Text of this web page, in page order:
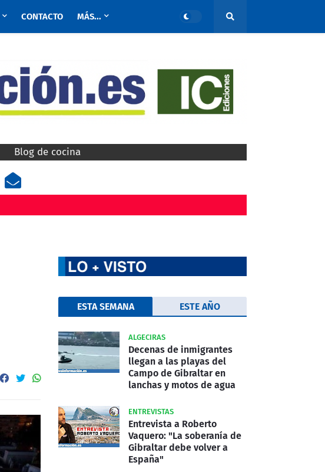
CONTACTO MÁS...
Blog de cocina
ESTA SEMANA ESTE AÑO
ALGECIRAS
Decenas de inmigrantes
llegan a las playas del
Campo de Gibraltar en
lanchas y motos de agua
ENTREVISTAS
Entrevista a Roberto
Vaquero: "La soberanía de
Gibraltar debe volver a
España"